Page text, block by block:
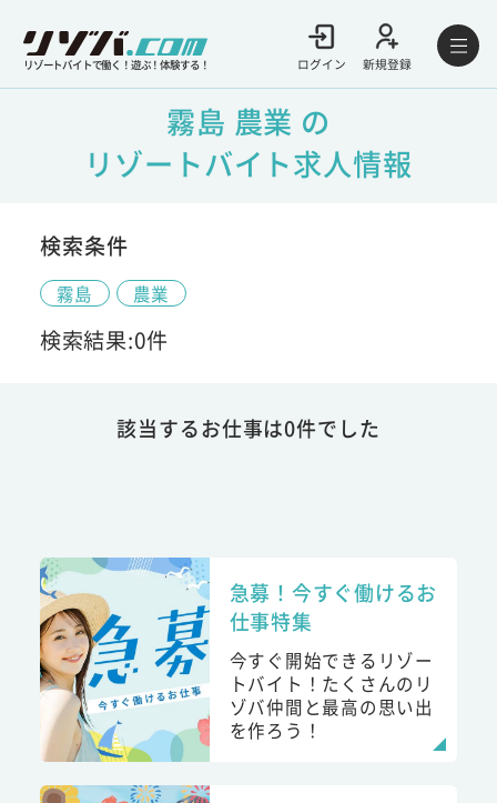
リゾートバイトで働く！遊ぶ！体験する！ ログイン 新規登録
霧島 農業 の
リゾートバイト求人情報
検索条件
霧島 農業
検索結果:0件
該当するお仕事は0件でした
急募！今すぐ働けるお
仕事特集
今すぐ開始できるリゾー
トバイト！たくさんのリ
ゾバ仲間と最高の思い出
を作ろう！